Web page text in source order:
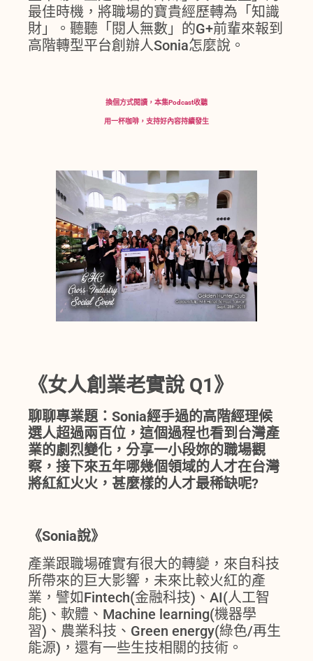
最佳時機，將職場的寶貴經歷轉為「知識
財」。聽聽「閱人無數」的G+前輩來報到
高階轉型平台創辦人Sonia怎麼說。
換個方式閱讀，本集Podcast收聽
用一杯咖啡，支持好內容持續發生
《女人創業老實說 Q1》
聊聊專業題：Sonia經手過的高階經理候
選人超過兩百位，這個過程也看到台灣產
業的劇烈變化，分享一小段妳的職場觀
察，接下來五年哪幾個領域的人才在台灣
將紅紅火火，甚麼樣的人才最稀缺呢?
《Sonia說》
產業跟職場確實有很大的轉變，來自科技
所帶來的巨大影響，未來比較火紅的產
業，譬如Fintech(金融科技)、AI(人工智
能)、軟體、Machine learning(機器學
習)、農業科技、Green energy(綠色/再生
能源)，還有一些生技相關的技術。